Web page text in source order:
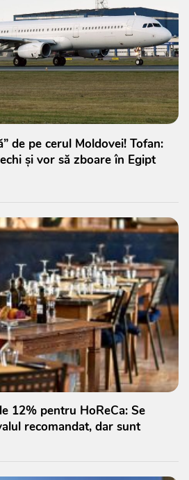
de pe cerul Moldovei! Tofan:
și vor să zboare în Egipt
12% pentru HoReCa: Se
recomandat, dar sunt